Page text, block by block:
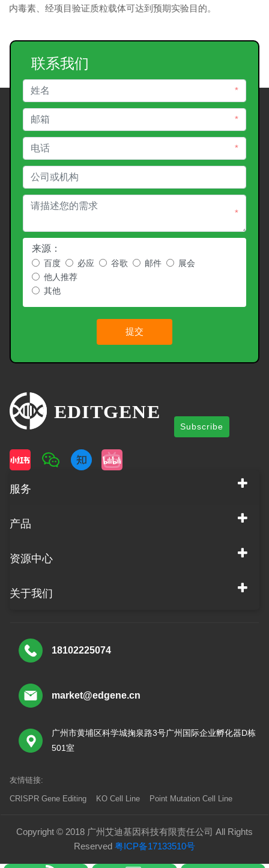
内毒素、经项目验证质粒载体可达到预期实验目的。
联系我们
*
*
*
*
来源：
百度 必应 谷歌 邮件
展会
他人推荐
其他
提交
Subscribe
服务
产品
资源中心
关于我们
18102225074
market@edgene.cn
广州市黄埔区科学城掬泉路3号广州国际企业孵化器D栋
501室
友情链接:
CRISPR Gene Editing KO Cell Line Point Mutation Cell Line
Copyright © 2018 广州艾迪基因科技有限责任公司 All Rights
Reserved 粤ICP备17133510号